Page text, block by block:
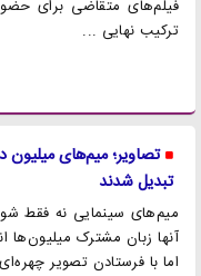
ترکیب نهایی ...
تبدیل شدند
میم‌های سینمایی نه فقط
آنها زبان مشترک میلیون‌ها
اما با فرستادن تصویر